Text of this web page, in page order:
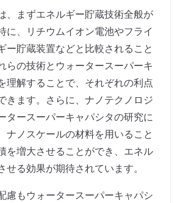
、まずエネルギー貯蔵技術全般が
に、リチウムイオン電池やフライ
ー貯蔵装置などと比較されること
らの技術とウォータースーパーキ
理解することで、それぞれの利点
きます。さらに、ナノテクノロジ
タースーパーキャパシタの研究に
ナノスケールの材料を用いること
を増大させることができ、エネル
せる効果が期待されています。
慮もウォータースーパーキャパシ